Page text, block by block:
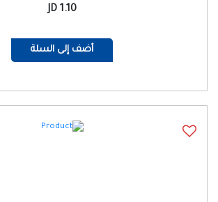
1.10 JD
أضف إلى السلة